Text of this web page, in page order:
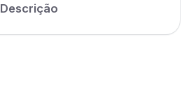
Descrição